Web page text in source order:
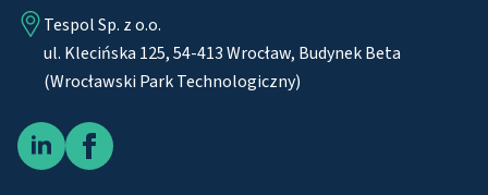
Tespol Sp. z o.o.
ul. Klecińska 125, 54-413 Wrocław, Budynek Beta
(Wrocławski Park Technologiczny)